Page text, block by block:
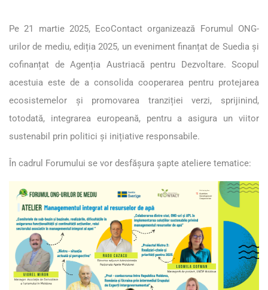
Pe 21 martie 2025, EcoContact organizează Forumul ONG-
urilor de mediu, ediția 2025, un eveniment finanțat de Suedia și
cofinanțat de Agenția Austriacă pentru Dezvoltare. Scopul
acestuia este de a consolida cooperarea pentru protejarea
ecosistemelor și promovarea tranziției verzi, sprijinind,
totodată, integrarea europeană, pentru a asigura un viitor
sustenabil prin politici și inițiative responsabile.
În cadrul Forumului se vor desfășura șapte ateliere tematice: